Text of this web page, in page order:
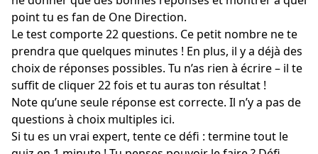
point tu es fan de One Direction.
Le test comporte 22 questions. Ce petit nombre ne te
prendra que quelques minutes ! En plus, il y a déjà des
choix de réponses possibles. Tu n’as rien à écrire – il te
suffit de cliquer 22 fois et tu auras ton résultat !
Note qu’une seule réponse est correcte. Il n’y a pas de
questions à choix multiples ici.
Si tu es un vrai expert, tente ce défi : termine tout le